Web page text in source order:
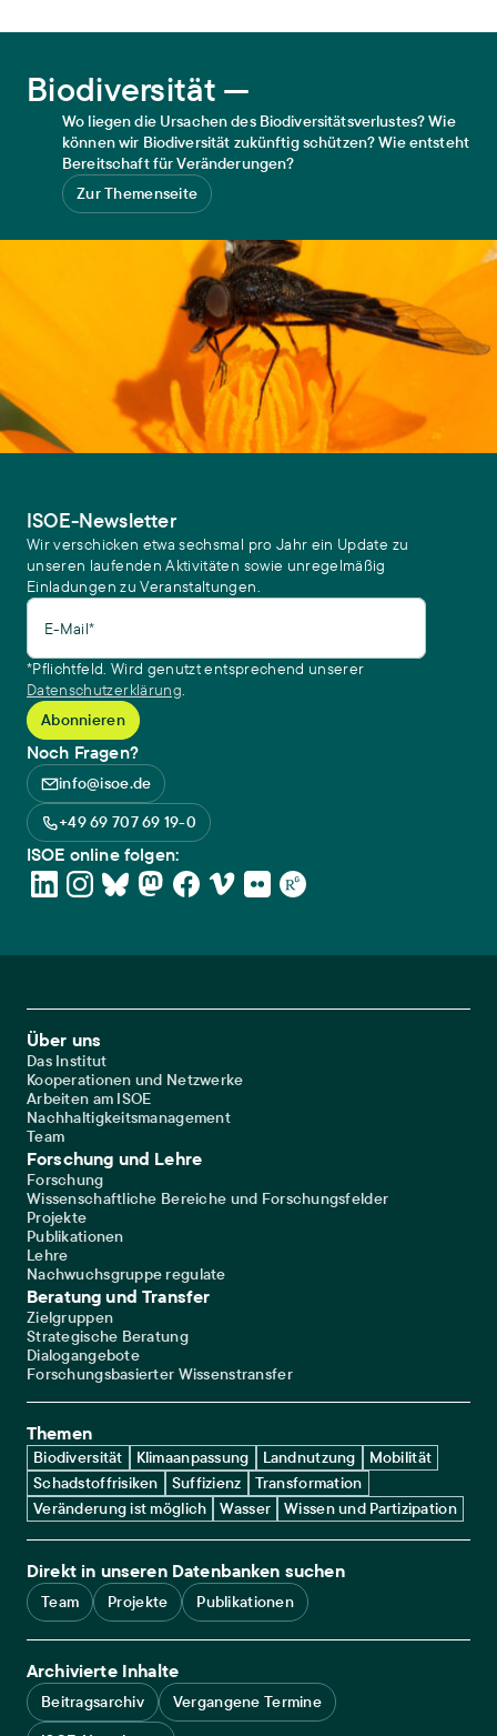
Biodiversität —
Wo liegen die Ursachen des Biodiversitätsverlustes? Wie
können wir Biodiversität zukünftig schützen? Wie entsteht
Bereitschaft für Veränderungen?
Zur Themenseite
ISOE-Newsletter
Wir verschicken etwa sechsmal pro Jahr ein Update zu
unseren laufenden Aktivitäten sowie unregelmäßig
Einladungen zu Veranstaltungen.
E-Mail*
*Pflichtfeld. Wird genutzt entsprechend unserer
Datenschutzerklärung.
Noch Fragen?
info@isoe.de
+49 69 707 69 19-0
ISOE online folgen:
Footer Main Navigation
Über uns
Das Institut
Kooperationen und Netzwerke
Arbeiten am ISOE
Nachhaltigkeitsmanagement
Team
Forschung und Lehre
Forschung
Wissenschaftliche Bereiche und Forschungsfelder
Projekte
Publikationen
Lehre
Nachwuchsgruppe regulate
Beratung und Transfer
Zielgruppen
Strategische Beratung
Dialogangebote
Forschungsbasierter Wissenstransfer
Themen
Biodiversität Klimaanpassung Landnutzung
Mobilität
Schadstoffrisiken
Suffizienz
Transformation
Veränderung ist möglich
Wasser Wissen und Partizipation
Direkt in unseren Datenbanken suchen
Team Projekte Publikationen
Archivierte Inhalte
Beitragsarchiv
Vergangene Termine